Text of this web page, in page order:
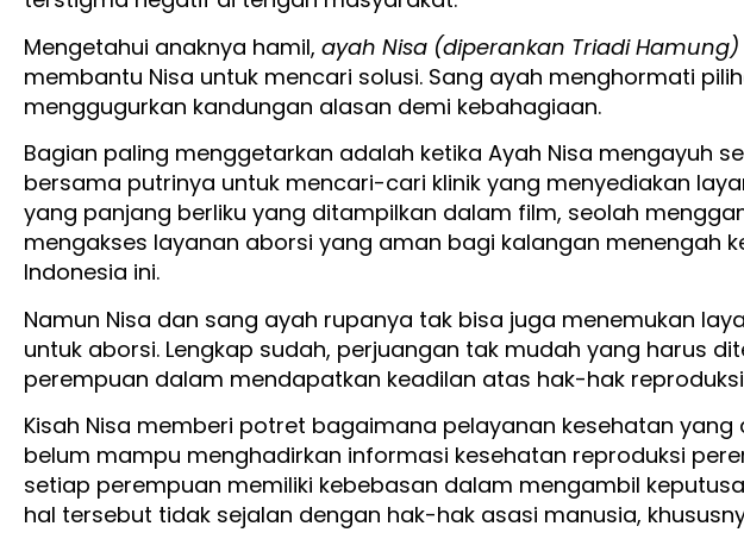
Mengetahui anaknya hamil, ayah Nisa (diperankan Triadi Hamung)
membantu Nisa untuk mencari solusi. Sang ayah menghormati
menggugurkan kandungan alasan demi kebahagiaan.
Bagian paling menggetarkan adalah ketika Ayah Nisa mengayuh
bersama putrinya untuk mencari-cari klinik yang menyediakan
yang panjang berliku yang ditampilkan dalam film, seolah
mengakses layanan aborsi yang aman bagi kalangan menengah
Indonesia ini.
Namun Nisa dan sang ayah rupanya tak bisa juga menemukan
untuk aborsi. Lengkap sudah, perjuangan tak mudah yang harus
perempuan dalam mendapatkan keadilan atas hak-hak
Kisah Nisa memberi potret bagaimana pelayanan kesehatan yang
belum mampu menghadirkan informasi kesehatan reproduksi
setiap perempuan memiliki kebebasan dalam mengambil
hal tersebut tidak sejalan dengan hak-hak asasi manusia,